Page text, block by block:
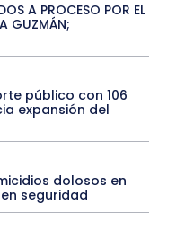
A PROCESO POR EL
GUZMÁN;
público con 106
expansión del
dolosos en
seguridad